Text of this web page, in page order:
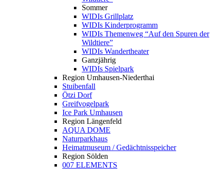
Sommer
WIDIs Grillplatz
WIDIs Kinderprogramm
WIDIs Themenweg “Auf den Spuren der
Wildtiere”
WIDIs Wandertheater
Ganzjährig
WIDIs Spielpark
Region Umhausen-Niederthai
Stuibenfall
Ötzi Dorf
Greifvogelpark
Ice Park Umhausen
Region Längenfeld
AQUA DOME
Naturparkhaus
Heimatmuseum / Gedächtnisspeicher
Region Sölden
007 ELEMENTS